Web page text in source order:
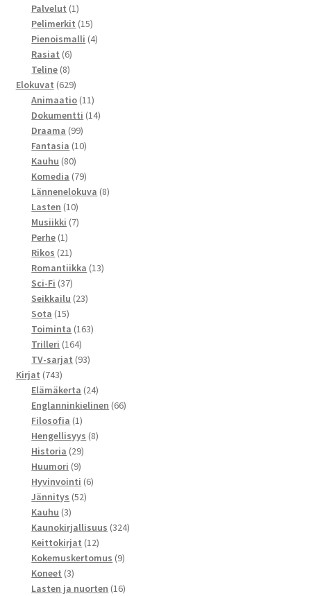
Palvelut 11
tuote
Pelimerkit 1515
tuotetta
Pienoismalli 44
Rasiat 66
tuotetta
Teline 88
tuotetta
Elokuvat 629629
tuotetta
Animaatio 1111
tuotetta
Dokumentti 1414
Draama 9999
tuotetta
Fantasia 1010
Kauhu 8080
tuotetta
Komedia 7979
tuotetta
Lännenelokuva 88
Lasten 1010
tuotetta
Musiikki 77
Perhe 11
tuote
Rikos 2121
tuotetta
Romantiikka 1313
Sci-Fi 3737
tuotetta
Seikkailu 2323
Sota 1515
tuotetta
Toiminta 163163
Trilleri 164164
tuotetta
TV-sarjat 9393
Kirjat 743743
tuotetta
Elämäkerta 2424
tuotetta
Englanninkielinen 6666
Filosofia 11
tuote
Hengellisyys 88
Historia 2929
Huumori 99
tuotetta
Hyvinvointi 66
Jännitys 5252
Kauhu 33
tuotetta
Kaunokirjallisuus 324324
Keittokirjat 1212
tuotetta
Kokemuskertomus 99
Koneet 33
tuotetta
Lasten ja nuorten 1616